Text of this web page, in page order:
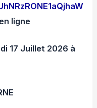
ligne
17 Juillet 2026 à